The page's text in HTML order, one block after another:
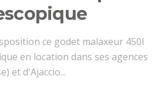
ce godet malaxeur 450l
en location dans ses agences
et d'Ajaccio...